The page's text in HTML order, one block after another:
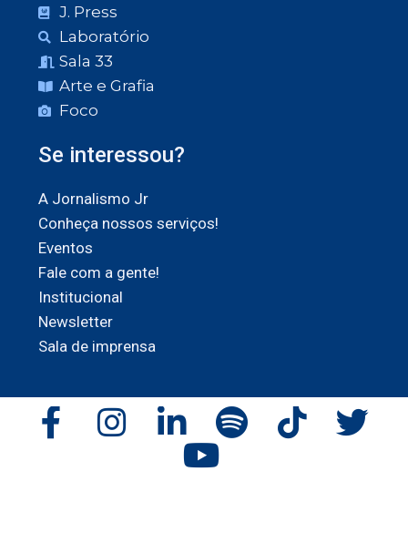
J. Press
Laboratório
Sala 33
Arte e Grafia
Foco
Se interessou?
A Jornalismo Jr
Conheça nossos serviços!
Eventos
Fale com a gente!
Institucional
Newsletter
Sala de imprensa